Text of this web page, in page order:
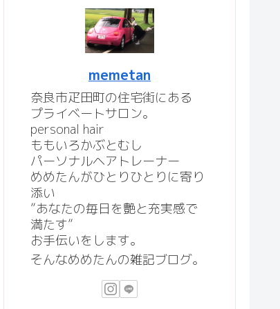
memetan
奈良市疋田町の住宅街にある
プライベートサロン。
personal hair
ももいろかぶとむし
パーソナルヘアトレーナー
めめたんがひとりひとりに寄り
添い
”あなたの毎日を艶と充実感で
満たす”
お手伝いをします。
そんなめめたんの雑記ブログ。